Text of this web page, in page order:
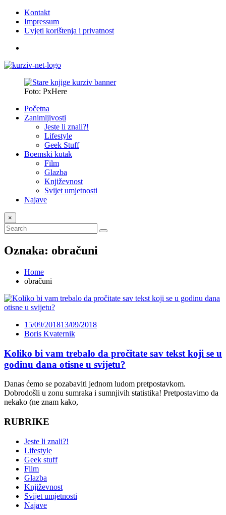
Kontakt
Impressum
Uvjeti korištenja i privatnost
Foto: PxHere
Početna
Zanimljivosti
Jeste li znali?!
Lifestyle
Geek Stuff
Boemski kutak
Film
Glazba
Književnost
Svijet umjetnosti
Najave
×
Oznaka: obračuni
Home
obračuni
15/09/201813/09/2018
Boris Kvaternik
Koliko bi vam trebalo da pročitate sav tekst koji se u
godinu dana otisne u svijetu?
Danas ćemo se pozabaviti jednom ludom pretpostavkom.
Dobrodošli u zonu sumraka i sumnjivih statistika! Pretpostavimo da
nekako (ne znam kako,
RUBRIKE
Jeste li znali?!
Lifestyle
Geek stuff
Film
Glazba
Književnost
Svijet umjetnosti
Najave